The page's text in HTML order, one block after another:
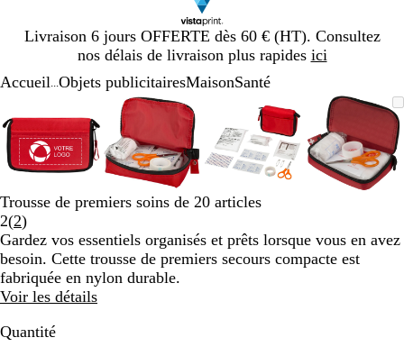
Livraison 6 jours OFFERTE dès 60 € (HT). Consultez
nos délais de livraison plus rapides ici
Diapositive
1
Accueil Objets publicitairesMaisonSanté
zoomable
au
minimum
pour
développer
les
touches
plus
et
moins
pour
et
les
touches
fléchées
pour
Image
zoomable
Zoom
minimum
Cliquez
développer
Utilisez
touches
plus
et
moins
zoomer
et
les
zoomable
au
minimum
pour
développer
les
touches
plus
et
zoomer
Image
Zoom
Cliquez
Utilisez
touches
plus
et
moins
et
1
sur
4
Trousse de premiers soins de 20 articles
2(2Lire
les
2
avis
)
Gardez vos essentiels organisés et prêts lorsque vous en avez
besoin. Cette trousse de premiers secours compacte est
fabriquée en nylon durable.
Voir les détails
Quantité